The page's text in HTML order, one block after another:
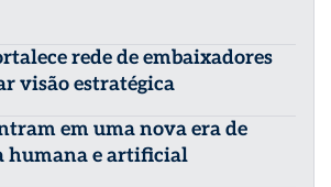
rede de embaixadores
visão estratégica
em uma nova era de
humana e artificial